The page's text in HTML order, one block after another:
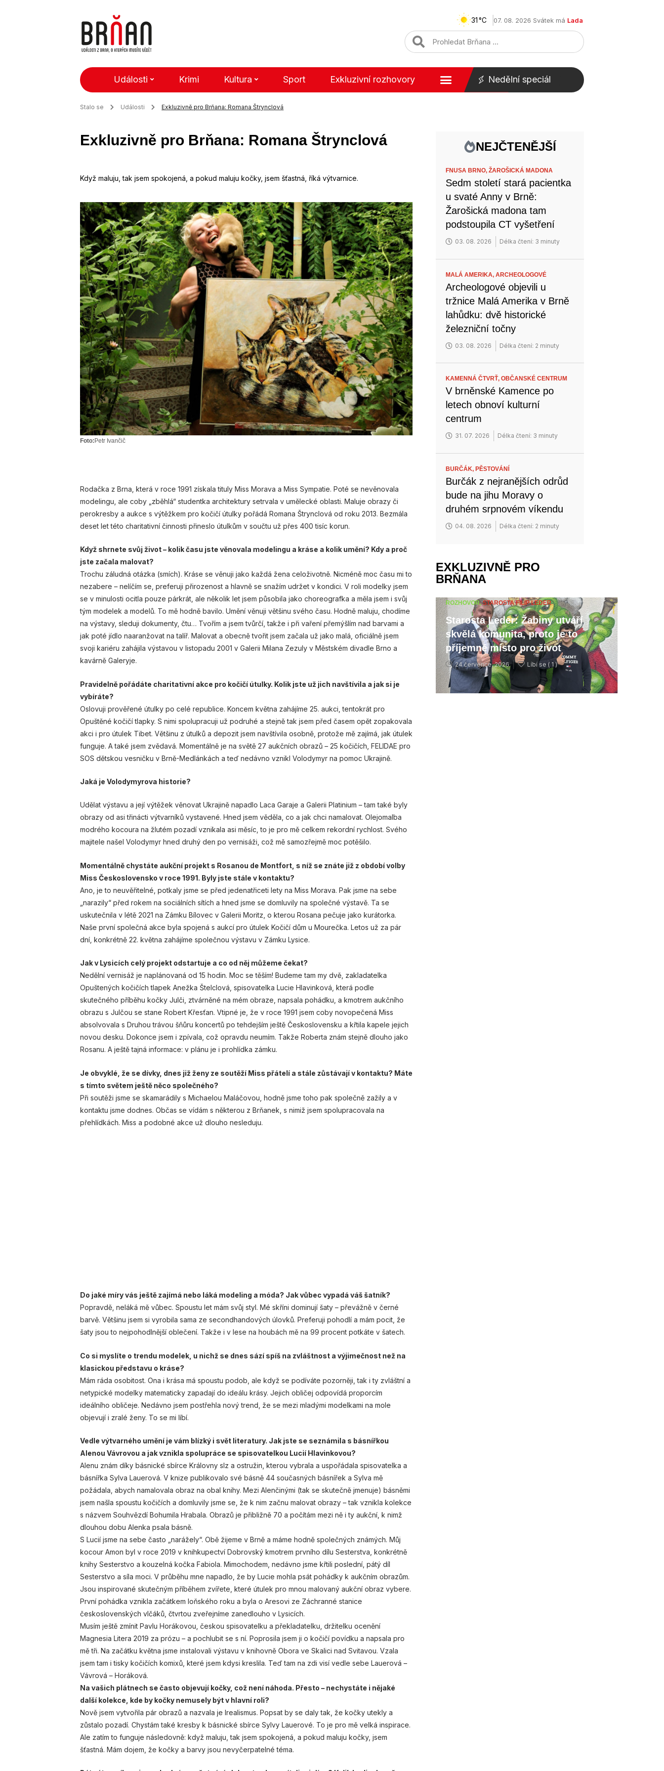
31 07. 08. 2026 Svátek má Lada
Události Krimi Kultura Sport Exkluzivní rozhovory Nedělní speciál
Stalo se Události Exkluzivně pro Brňana: Romana Štrynclová
Exkluzivně pro Brňana: Romana Štrynclová
Když maluju, tak jsem spokojená, a pokud maluju kočky, jsem šťastná, říká výtvarnice.
Foto:Petr Ivančič
Rodačka z Brna, která v roce 1991 získala tituly Miss Morava a Miss Sympatie. Poté se nevěnovala
modelingu, ale coby „zběhlá“ studentka architektury setrvala v umělecké oblasti. Maluje obrazy či
perokresby a aukce s výtěžkem pro kočičí útulky pořádá Romana Štrynclová od roku 2013. Bezmála
deset let této charitativní činnosti přineslo útulkům v součtu už přes 400 tisíc korun.
Když shrnete svůj život – kolik času jste věnovala modelingu a kráse a kolik umění? Kdy a proč
jste začala malovat?
Trochu záludná otázka (smích). Kráse se věnuji jako každá žena celoživotně. Nicméně moc času mi to
nezabere – nelíčím se, preferuji přirozenost a hlavně se snažím udržet v kondici. V roli modelky jsem
se v minulosti ocitla pouze párkrát, ale několik let jsem působila jako choreografka a měla jsem i svůj
tým modelek a modelů. To mě hodně bavilo. Umění věnuji většinu svého času. Hodně maluju, chodíme
na výstavy, sleduji dokumenty, čtu… Tvořím a jsem tvůrčí, takže i při vaření přemýšlím nad barvami a
jak poté jídlo naaranžovat na talíř. Malovat a obecně tvořit jsem začala už jako malá, oficiálně jsem
svoji kariéru zahájila výstavou v listopadu 2001 v Galerii Milana Zezuly v Městském divadle Brno a
kavárně Galeryje.
Pravidelně pořádáte charitativní akce pro kočičí útulky. Kolik jste už jich navštívila a jak si je
vybíráte?
Oslovuji prověřené útulky po celé republice. Koncem května zahájíme 25. aukci, tentokrát pro
Opuštěné kočičí tlapky. S nimi spolupracuji už podruhé a stejně tak jsem před časem opět zopakovala
akci i pro útulek Tibet. Většinu z útulků a depozit jsem navštívila osobně, protože mě zajímá, jak útulek
funguje. A také jsem zvědavá. Momentálně je na světě 27 aukčních obrazů – 25 kočičích, FELIDAE pro
SOS dětskou vesničku v Brně-Medlánkách a teď nedávno vznikl Volodymyr na pomoc Ukrajině.
Jaká je Volodymyrova historie?
Udělat výstavu a její výtěžek věnovat Ukrajině napadlo Laca Garaje a Galerii Platinium – tam také byly
obrazy od asi třinácti výtvarníků vystavené. Hned jsem věděla, co a jak chci namalovat. Olejomalba
modrého kocoura na žlutém pozadí vznikala asi měsíc, to je pro mě celkem rekordní rychlost. Svého
majitele našel Volodymyr hned druhý den po vernisáži, což mě samozřejmě moc potěšilo.
Momentálně chystáte aukční projekt s Rosanou de Montfort, s níž se znáte již z období volby
Miss Československo v roce 1991. Byly jste stále v kontaktu?
Ano, je to neuvěřitelné, potkaly jsme se před jedenatřiceti lety na Miss Morava. Pak jsme na sebe
„narazily“ před rokem na sociálních sítích a hned jsme se domluvily na společné výstavě. Ta se
uskutečnila v létě 2021 na Zámku Bílovec v Galerii Moritz, o kterou Rosana pečuje jako kurátorka.
Naše první společná akce byla spojená s aukcí pro útulek Kočičí dům u Mourečka. Letos už za pár
dní, konkrétně 22. května zahájíme společnou výstavu v Zámku Lysice.
Jak v Lysicích celý projekt odstartuje a co od něj můžeme čekat?
Nedělní vernisáž je naplánovaná od 15 hodin. Moc se těším! Budeme tam my dvě, zakladatelka
Opuštených kočičích tlapek Anežka Štelclová, spisovatelka Lucie Hlavinková, která podle
skutečného příběhu kočky Julči, ztvárněné na mém obraze, napsala pohádku, a kmotrem aukčního
obrazu s Julčou se stane Robert Křesťan. Vtipné je, že v roce 1991 jsem coby novopečená Miss
absolvovala s Druhou trávou šňůru koncertů po tehdejším ještě Československu a křtila kapele jejich
novou desku. Dokonce jsem i zpívala, což opravdu neumím. Takže Roberta znám stejně dlouho jako
Rosanu. A ještě tajná informace: v plánu je i prohlídka zámku.
Je obvyklé, že se dívky, dnes již ženy ze soutěží Miss přátelí a stále zůstávají v kontaktu? Máte
s tímto světem ještě něco společného?
Při soutěži jsme se skamarádily s Michaelou Maláčovou, hodně jsme toho pak společně zažily a v
kontaktu jsme dodnes. Občas se vídám s některou z Brňanek, s nimiž jsem spolupracovala na
přehlídkách. Miss a podobné akce už dlouho nesleduju.
Do jaké míry vás ještě zajímá nebo láká modeling a móda? Jak vůbec vypadá váš šatník?
Popravdě, neláká mě vůbec. Spoustu let mám svůj styl. Mé skříni dominují šaty – převážně v černé
barvě. Většinu jsem si vyrobila sama ze secondhandových úlovků. Preferuji pohodlí a mám pocit, že
šaty jsou to nejpohodlnější oblečení. Takže i v lese na houbách mě na 99 procent potkáte v šatech.
Co si myslíte o trendu modelek, u nichž se dnes sází spíš na zvláštnost a výjimečnost než na
klasickou představu o kráse?
Mám ráda osobitost. Ona i krása má spoustu podob, ale když se podíváte pozorněji, tak i ty zvláštní a
netypické modelky matematicky zapadají do ideálu krásy. Jejich obličej odpovídá proporcím
ideálního obličeje. Nedávno jsem postřehla nový trend, že se mezi mladými modelkami na mole
objevují i zralé ženy. To se mi líbí.
Vedle výtvarného umění je vám blízký i svět literatury. Jak jste se seznámila s básnířkou
Alenou Vávrovou a jak vznikla spolupráce se spisovatelkou Lucií Hlavinkovou?
Alenu znám díky básnické sbírce Královny slz a ostružin, kterou vybrala a uspořádala spisovatelka a
básnířka Sylva Lauerová. V knize publikovalo své básně 44 současných básnířek a Sylva mě
požádala, abych namalovala obraz na obal knihy. Mezi Alenčinými (tak se skutečně jmenuje) básněmi
jsem našla spoustu kočičích a domluvily jsme se, že k nim začnu malovat obrazy – tak vznikla kolekce
s názvem Souhvězdí Bohumila Hrabala. Obrazů je přibližně 70 a počítám mezi ně i ty aukční, k nimž
dlouhou dobu Alenka psala básně.
S Lucií jsme na sebe často „narážely“. Obě žijeme v Brně a máme hodně společných známých. Můj
kocour Amon byl v roce 2019 v knihkupectví Dobrovský kmotrem prvního dílu Sesterstva, konkrétně
knihy Sesterstvo a kouzelná kočka Fabiola. Mimochodem, nedávno jsme křtili poslední, pátý díl
Sesterstvo a síla moci. V průběhu mne napadlo, že by Lucie mohla psát pohádky k aukčním obrazům.
Jsou inspirované skutečným příběhem zvířete, které útulek pro mnou malovaný aukční obraz vybere.
První pohádka vznikla začátkem loňského roku a byla o Aresovi ze Záchranné stanice
československých vlčáků, čtvrtou zveřejníme zanedlouho v Lysicích.
Musím ještě zmínit Pavlu Horákovou, českou spisovatelku a překladatelku, držitelku ocenění
Magnesia Litera 2019 za prózu – a pochlubit se s ní. Poprosila jsem ji o kočičí povídku a napsala pro
mě tři. Na začátku května jsme instalovali výstavu v knihovně Obora ve Skalici nad Svitavou. Vzala
jsem tam i tisky kočičích komixů, které jsem kdysi kreslila. Teď tam na zdi visí vedle sebe Lauerová –
Vávrová – Horáková.
Na vašich plátnech se často objevují kočky, což není náhoda. Přesto – nechystáte i nějaké
další kolekce, kde by kočky nemusely být v hlavní roli?
Nově jsem vytvořila pár obrazů a nazvala je Irealismus. Popsat by se daly tak, že kočky utekly a
zůstalo pozadí. Chystám také kresby k básnické sbírce Sylvy Lauerové. To je pro mě velká inspirace.
Ale zatím to funguje následovně: když maluju, tak jsem spokojená, a pokud maluju kočky, jsem
šťastná. Mám dojem, že kočky a barvy jsou nevyčerpatelné téma.
NEJČTENĚJŠÍ
FNUSA BRNO,ŽAROŠICKÁ MADONA
Sedm století stará pacientka
u svaté Anny v Brně:
Žarošická madona tam
podstoupila CT vyšetření
03. 08. 2026 Délka čtení: 3 minuty
MALÁ AMERIKA,ARCHEOLOGOVÉ
Archeologové objevili u
tržnice Malá Amerika v Brně
lahůdku: dvě historické
železniční točny
03. 08. 2026 Délka čtení: 2 minuty
KAMENNÁ ČTVRŤ,OBČANSKÉ CENTRUM
V brněnské Kamence po
letech obnoví kulturní
centrum
31. 07. 2026 Délka čtení: 3 minuty
BURČÁK,PĚSTOVÁNÍ
Burčák z nejranějších odrůd
bude na jihu Moravy o
druhém srpnovém víkendu
04. 08. 2026 Délka čtení: 2 minuty
EXKLUZIVNĚ PRO
BRŇANA
ROZHOVOR,STAROSTA FILIP LEDER
Starosta Leder: Žabiny utváří
skvělá komunita, proto je to
příjemné místo pro život
24 července, 2026 Líbí se ( 1 )